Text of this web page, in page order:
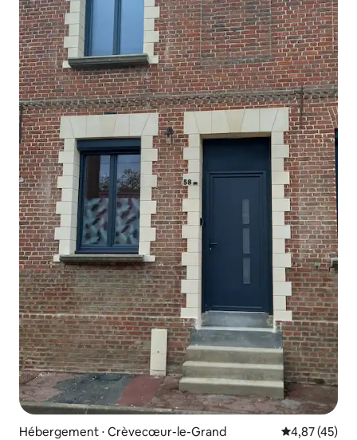
Hébergement ⋅ Crèvecœur-le-Grand Évaluation
4,87 (45)